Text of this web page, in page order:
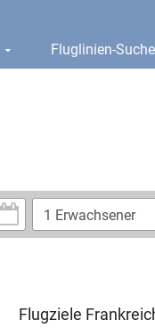
Fluglinien-Suche
Flugziele